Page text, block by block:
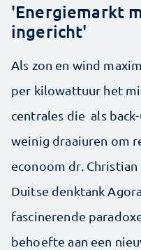
'Energiemarkt
ingericht'
Als zon en wind
per kilowattuur het
centrales die als
weinig draaiuren om
econoom dr.
Duitse denktank
fascinerende
behoefte aan een